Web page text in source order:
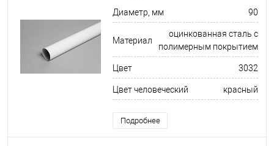
Диаметр, мм 90
Материал
оцинкованная сталь с
полимерным покрытием
Цвет 3032
Цвет человеческий красный
Подробнее